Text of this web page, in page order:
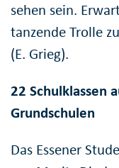
sehen sein.
tanzende Trolle
(E. Grieg).
22 Schulklassen
Grundschulen
Das Essener